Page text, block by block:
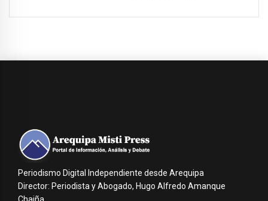
Periodismo Digital Independiente desde Arequipa
Director: Periodista y Abogado, Hugo Alfredo Amanque